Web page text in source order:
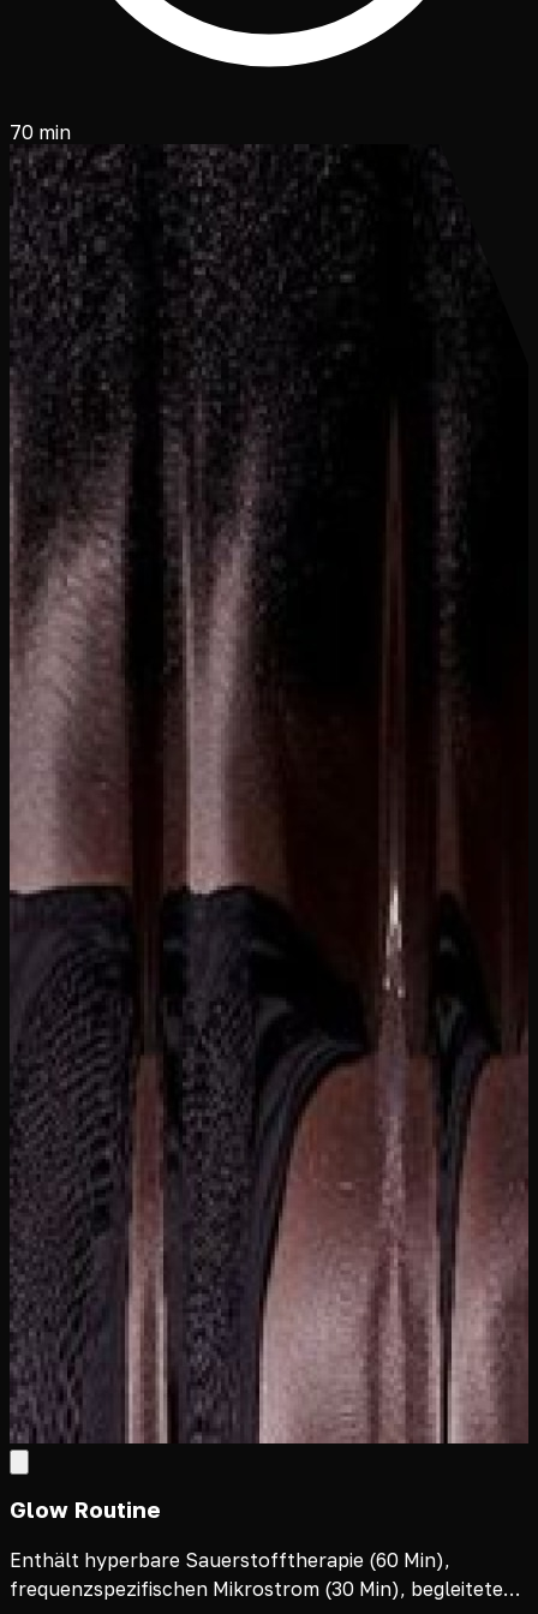
70 min
Glow Routine
Enthält hyperbare Sauerstofftherapie (60 Min),
frequenzspezifischen Mikrostrom (30 Min), begleiteten